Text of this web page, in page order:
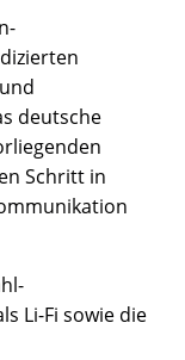
deutsche
Schritt in
Li-Fi sowie die